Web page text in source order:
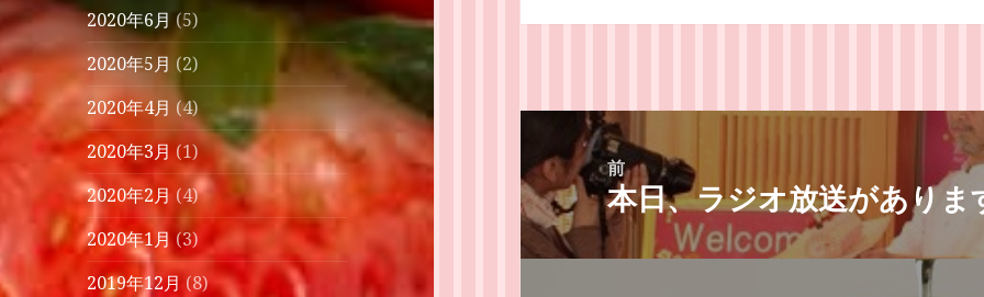
2020年6月 (5)
2020年5月 (2)
2020年4月 (4)
2020年3月(1)
2020年2月 (4)
2020年1月 (3)
2019年12月 (8)
稿
ナ
ビ
ゲ
前
前
の
投
本日、ラジオ放送がありま